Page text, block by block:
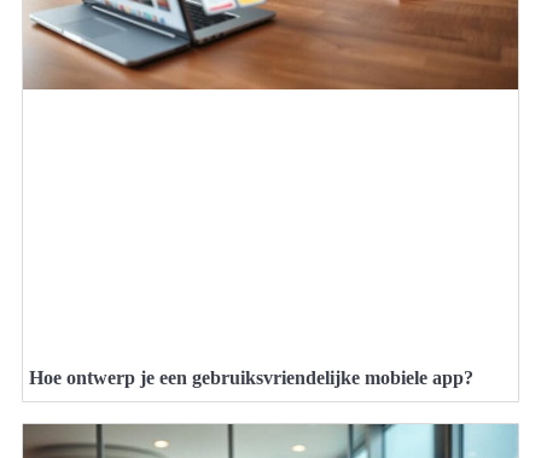
Hoe ontwerp je een gebruiksvriendelijke mobiele app?